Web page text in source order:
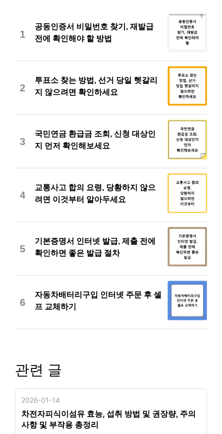
1
공동인증서 비밀번호 찾기, 재발급
전에 확인해야 할 방법
2
투표소 찾는 방법, 선거 당일 헷갈리
지 않으려면 확인하세요
3
국민연금 환급금 조회, 신청 대상인
지 먼저 확인해보세요
4
교통사고 합의 요령, 당황하지 않으
려면 이것부터 알아두세요
5
기본증명서 인터넷 발급, 제출 전에
확인하면 좋은 발급 절차
6
자동차배터리구입 인터넷 주문 후 셀
프 교체하기
관련 글
2026-01-14
차전자피식이섬유 효능, 섭취 방법 및 권장량, 주의
사항 및 부작용 총정리